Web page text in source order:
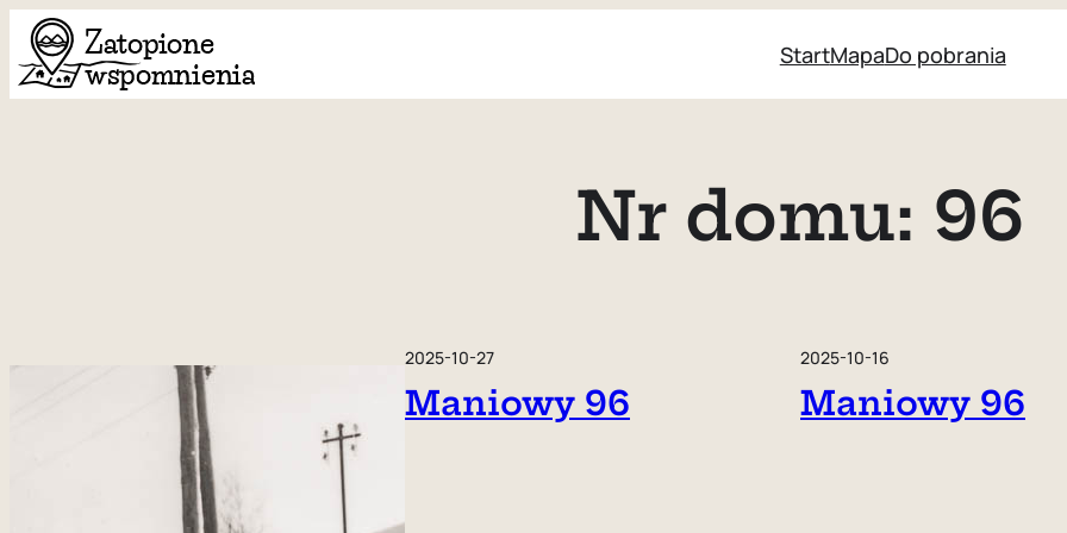
Przejdź
do
treści
StartMapaDo pobrania
Nr domu: 96
2025-10-27
Maniowy 96
2025-10-16
Maniowy 96